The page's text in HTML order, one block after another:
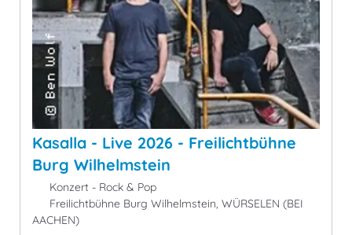
Kasalla - Live 2026 - Freilichtbühne
Burg Wilhelmstein
Konzert - Rock & Pop
Freilichtbühne Burg Wilhelmstein, WÜRSELEN (BEI
AACHEN)